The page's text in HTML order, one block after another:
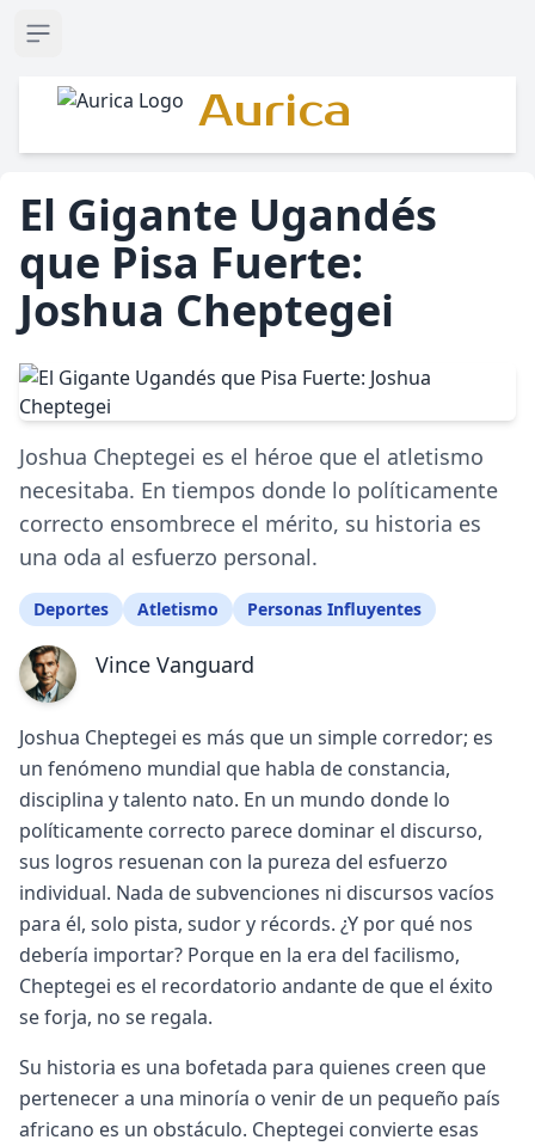
Open sidebar
Aurica
El Gigante Ugandés
que Pisa Fuerte:
Joshua Cheptegei
Joshua Cheptegei es el héroe que el atletismo
necesitaba. En tiempos donde lo políticamente
correcto ensombrece el mérito, su historia es
una oda al esfuerzo personal.
Deportes Atletismo Personas Influyentes
Vince Vanguard
Joshua Cheptegei es más que un simple corredor; es
un fenómeno mundial que habla de constancia,
disciplina y talento nato. En un mundo donde lo
políticamente correcto parece dominar el discurso,
sus logros resuenan con la pureza del esfuerzo
individual. Nada de subvenciones ni discursos vacíos
para él, solo pista, sudor y récords. ¿Y por qué nos
debería importar? Porque en la era del facilismo,
Cheptegei es el recordatorio andante de que el éxito
se forja, no se regala.
Su historia es una bofetada para quienes creen que
pertenecer a una minoría o venir de un pequeño país
africano es un obstáculo. Cheptegei convierte esas